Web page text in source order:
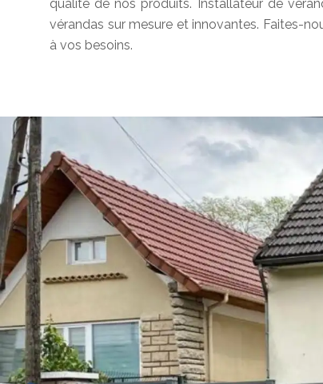
qualité de nos produits. Installateur de
vérandas sur mesure et innovantes. Faites-
à vos besoins.